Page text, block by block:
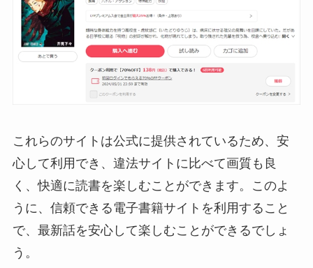
これらのサイトは公式に提供されているため、安
心して利用でき、違法サイトに比べて画質も良
く、快適に読書を楽しむことができます。このよ
うに、信頼できる電子書籍サイトを利用すること
で、最新話を安心して楽しむことができるでしょ
う。